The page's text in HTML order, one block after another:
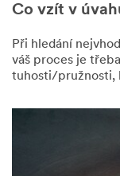
že mé osobní
zpracovávat
společnost 3M
Česko, spol. s
souladu s
Co vzít v
Při hledání
váš proces je
tuhosti/pružnosti,